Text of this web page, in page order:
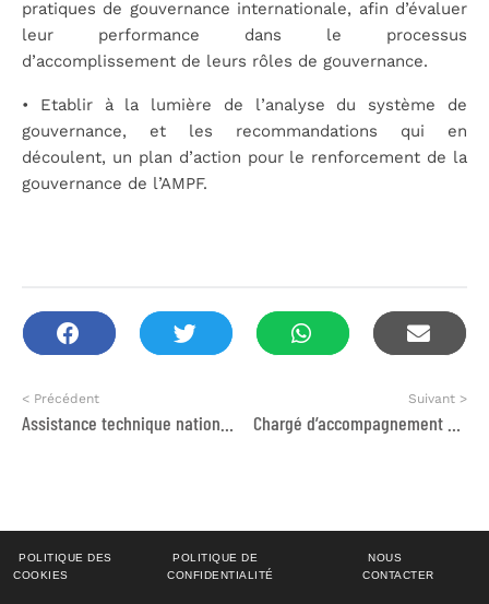
pratiques de gouvernance internationale, afin d’évaluer
leur performance dans le processus
d’accomplissement de leurs rôles de gouvernance.
• Etablir à la lumière de l’analyse du système de
gouvernance, et les recommandations qui en
découlent, un plan d’action pour le renforcement de la
gouvernance de l’AMPF.
< Précédent Suivant >
POLITIQUE DES
COOKIES
POLITIQUE DE
CONFIDENTIALITÉ
NOUS
CONTACTER